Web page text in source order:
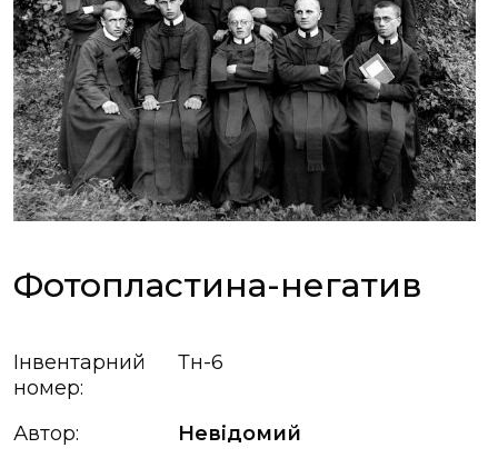
Фотопластина-негатив
Інвентарний
номер:
Тн-6
Автор:
Невідомий